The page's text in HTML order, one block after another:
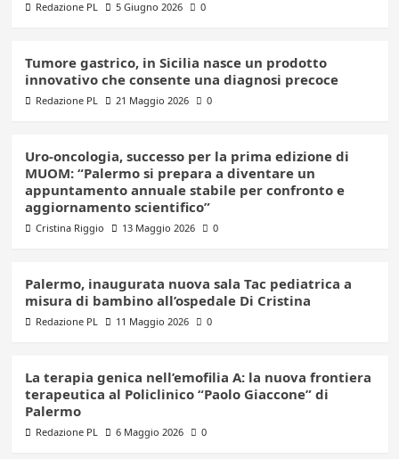
Redazione PL 5 Giugno 2026 0
Tumore gastrico, in Sicilia nasce un prodotto
innovativo che consente una diagnosi precoce
Redazione PL 21 Maggio 2026 0
Uro-oncologia, successo per la prima edizione di
MUOM: “Palermo si prepara a diventare un
appuntamento annuale stabile per confronto e
aggiornamento scientifico”
Cristina Riggio 13 Maggio 2026 0
Palermo, inaugurata nuova sala Tac pediatrica a
misura di bambino all’ospedale Di Cristina
Redazione PL 11 Maggio 2026 0
La terapia genica nell’emofilia A: la nuova frontiera
terapeutica al Policlinico “Paolo Giaccone” di
Palermo
Redazione PL 6 Maggio 2026 0